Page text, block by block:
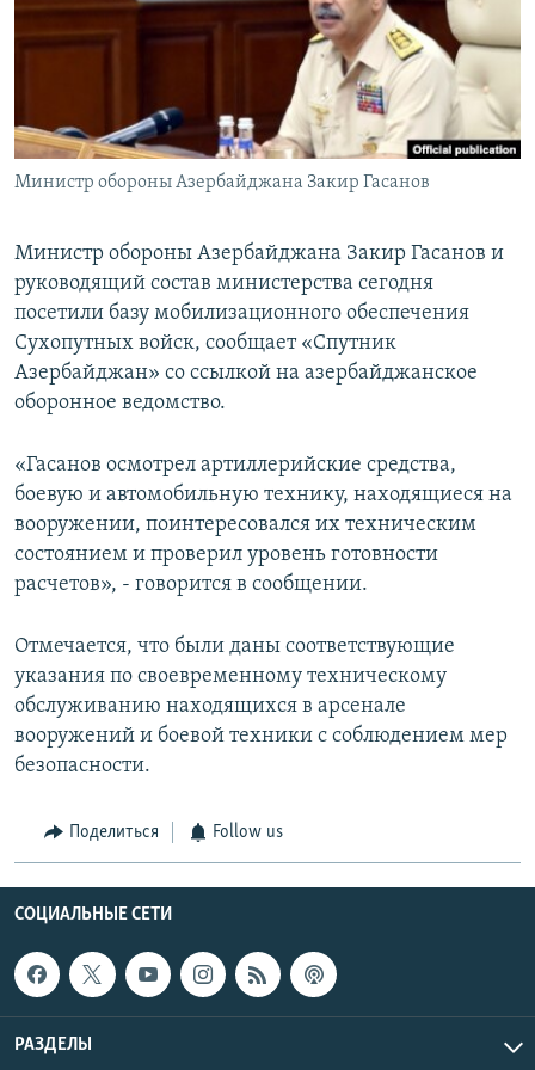
Հայերեն
Русский
Все сайты Радио Азатутюн
Министр обороны Азербайджана Закир Гасанов
Министр обороны Азербайджана Закир Гасанов и
руководящий состав министерства сегодня
посетили базу мобилизационного обеспечения
Сухопутных войск, сообщает «Спутник
Азербайджан» со ссылкой на азербайджанское
оборонное ведомство.
«Гасанов осмотрел артиллерийские средства,
боевую и автомобильную технику, находящиеся на
вооружении, поинтересовался их техническим
состоянием и проверил уровень готовности
расчетов», - говорится в сообщении.
Отмечается, что были даны соответствующие
указания по своевременному техническому
обслуживанию находящихся в арсенале
вооружений и боевой техники с соблюдением мер
безопасности.
Поделиться Follow us
СОЦИАЛЬНЫЕ СЕТИ
РАЗДЕЛЫ